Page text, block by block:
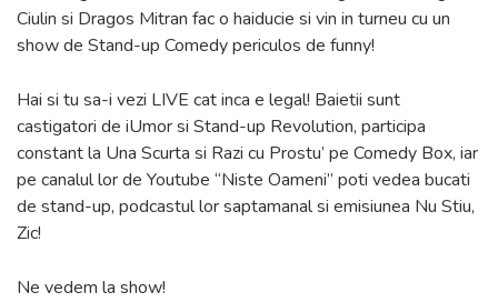
Ciulin si Dragos Mitran fac o haiducie si vin in turneu cu un
show de Stand-up Comedy periculos de funny!
Hai si tu sa-i vezi LIVE cat inca e legal! Baietii sunt
castigatori de iUmor si Stand-up Revolution, participa
constant la Una Scurta si Razi cu Prostu’ pe Comedy Box, iar
pe canalul lor de Youtube “Niste Oameni” poti vedea bucati
de stand-up, podcastul lor saptamanal si emisiunea Nu Stiu,
Zic!
Ne vedem la show!